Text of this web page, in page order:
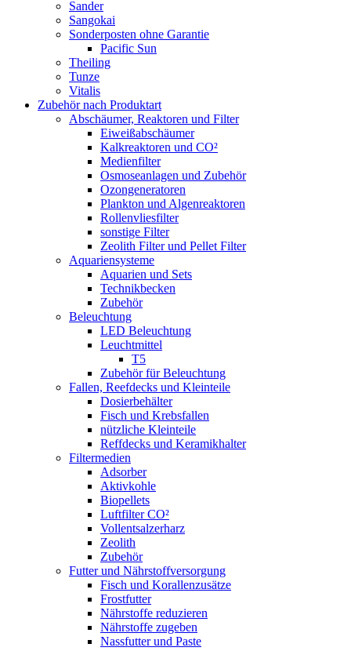
Sander
Sangokai
Sonderposten ohne Garantie
Pacific Sun
Theiling
Tunze
Vitalis
Zubehör nach Produktart
Abschäumer, Reaktoren und Filter
Eiweißabschäumer
Kalkreaktoren und CO²
Medienfilter
Osmoseanlagen und Zubehör
Ozongeneratoren
Plankton und Algenreaktoren
Rollenvliesfilter
sonstige Filter
Zeolith Filter und Pellet Filter
Aquariensysteme
Aquarien und Sets
Technikbecken
Zubehör
Beleuchtung
LED Beleuchtung
Leuchtmittel
T5
Zubehör für Beleuchtung
Fallen, Reefdecks und Kleinteile
Dosierbehälter
Fisch und Krebsfallen
nützliche Kleinteile
Reffdecks und Keramikhalter
Filtermedien
Adsorber
Aktivkohle
Biopellets
Luftfilter CO²
Vollentsalzerharz
Zeolith
Zubehör
Futter und Nährstoffversorgung
Fisch und Korallenzusätze
Frostfutter
Nährstoffe reduzieren
Nährstoffe zugeben
Nassfutter und Paste